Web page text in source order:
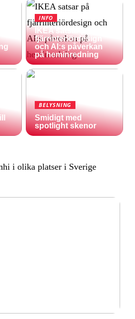
INFO
IKEA satsar på
fjärrinteriördesign
och AI:s påverkan
på heminredning
BELYSNING
Smidigt med
spotlight skenor
i olika platser i Sverige